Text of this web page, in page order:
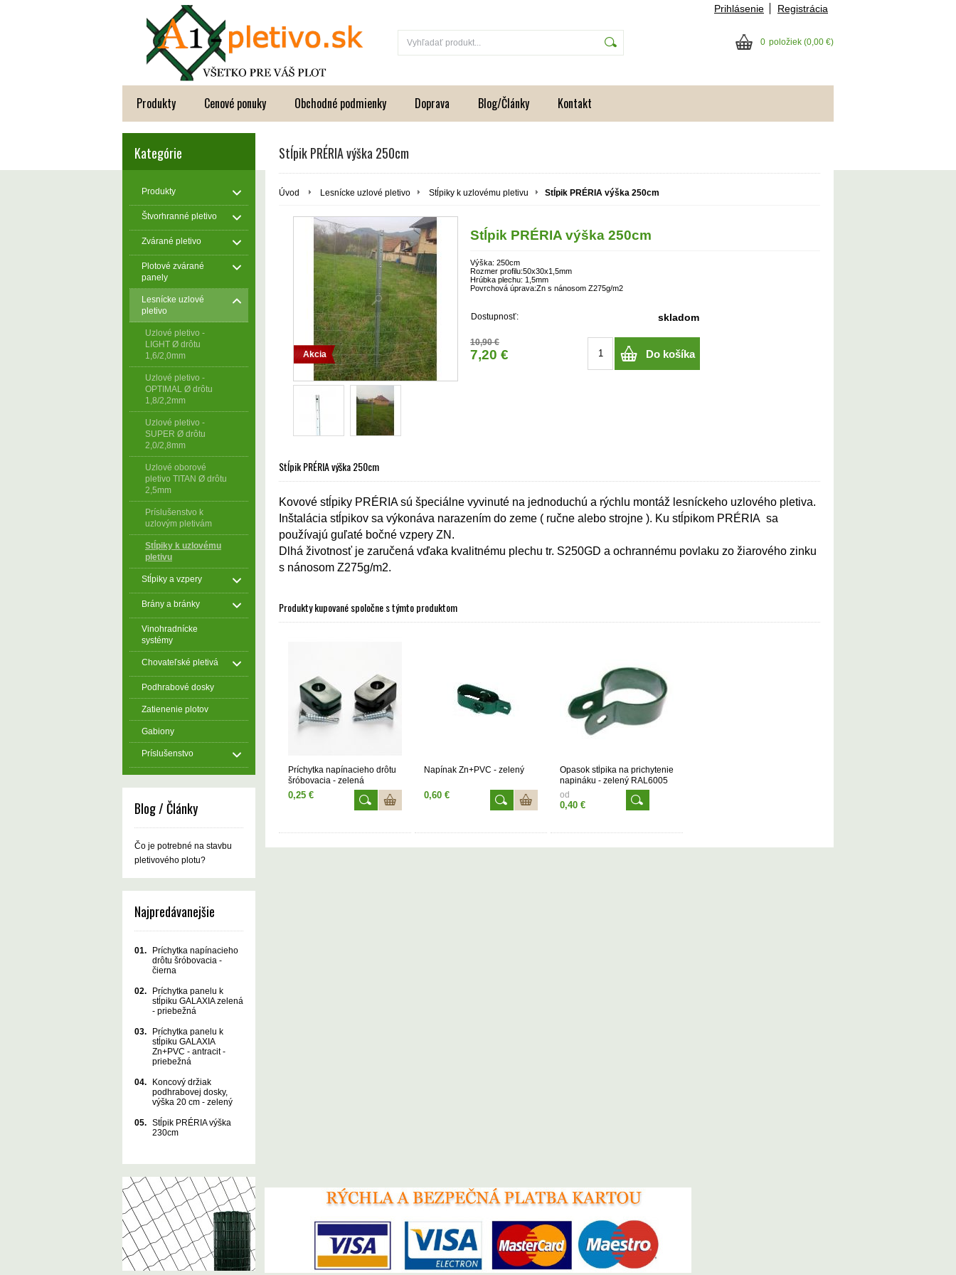
Prihlásenie Registrácia
0 položiek (0,00 €)
Produkty Cenové ponuky Obchodné podmienky Doprava Blog/Články Kontakt
Kategórie
Produkty
Štvorhranné pletivo
Zvárané pletivo
Plotové zvárané
panely
Lesnícke uzlové
pletivo
Uzlové pletivo -
LIGHT Ø drôtu
1,6/2,0mm
Uzlové pletivo -
OPTIMAL Ø drôtu
1,8/2,2mm
Uzlové pletivo -
SUPER Ø drôtu
2,0/2,8mm
Uzlové oborové
pletivo TITAN Ø drôtu
2,5mm
Príslušenstvo k
uzlovým pletivám
Stĺpiky k uzlovému
pletivu
Stĺpiky a vzpery
Brány a bránky
Vinohradnícke
systémy
Chovateľské pletivá
Podhrabové dosky
Zatienenie plotov
Gabiony
Príslušenstvo
Blog / Články
Čo je potrebné na stavbu
pletivového plotu?
Najpredávanejšie
01.
Príchytka napínacieho
drôtu šróbovacia -
čierna
02.
Príchytka panelu k
stĺpiku GALAXIA zelená
- priebežná
03.
Príchytka panelu k
stĺpiku GALAXIA
Zn+PVC - antracit -
priebežná
04.
Koncový držiak
podhrabovej dosky,
výška 20 cm - zelený
05. Stĺpik PRÉRIA výška
230cm
Stĺpik PRÉRIA výška 250cm
Úvod Lesnícke uzlové pletivo Stĺpiky k uzlovému pletivu Stĺpik PRÉRIA výška 250cm
Akcia
Stĺpik PRÉRIA výška 250cm
Výška: 250cm
Rozmer profilu:50x30x1,5mm
Hrúbka plechu: 1,5mm
Povrchová úprava:Zn s nánosom Z275g/m2
Dostupnosť: skladom
10,90 €
7,20 € Do košíka
Stĺpik PRÉRIA výška 250cm
Kovové stĺpiky PRÉRIA sú špeciálne vyvinuté na jednoduchú a rýchlu montáž lesníckeho uzlového pletiva.
Inštalácia stĺpikov sa výkonáva narazením do zeme ( ručne alebo strojne ). Ku stĺpikom PRÉRIA sa
používajú guľaté bočné vzpery ZN.
Dlhá životnosť je zaručená vďaka kvalitnému plechu tr. S250GD a ochrannému povlaku zo žiarového zinku
s nánosom Z275g/m2.
Produkty kupované spoločne s týmto produktom
Príchytka napínacieho drôtu
šróbovacia - zelená
0,25 €
Napínak Zn+PVC - zelený
0,60 €
Opasok stĺpika na prichytenie
napináku - zelený RAL6005
od
0,40 €